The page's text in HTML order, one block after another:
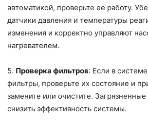
автоматикой, проверьте ее работу.
датчики давления и температуры
изменения и корректно управляют
нагревателем.
5. Проверка фильтров: Если в
фильтры, проверьте их состояние и
замените или очистите.
снизить эффективность системы.